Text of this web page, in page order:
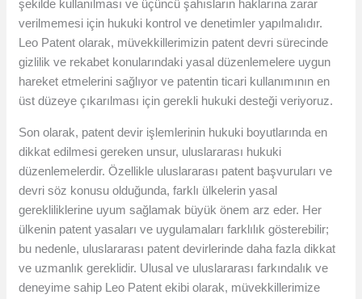
şekilde kullanılması ve üçüncü şahısların haklarına zarar
verilmemesi için hukuki kontrol ve denetimler yapılmalıdır.
Leo Patent olarak, müvekkillerimizin patent devri sürecinde
gizlilik ve rekabet konularındaki yasal düzenlemelere uygun
hareket etmelerini sağlıyor ve patentin ticari kullanımının en
üst düzeye çıkarılması için gerekli hukuki desteği veriyoruz.
Son olarak, patent devir işlemlerinin hukuki boyutlarında en
dikkat edilmesi gereken unsur, uluslararası hukuki
düzenlemelerdir. Özellikle uluslararası patent başvuruları ve
devri söz konusu olduğunda, farklı ülkelerin yasal
gerekliliklerine uyum sağlamak büyük önem arz eder. Her
ülkenin patent yasaları ve uygulamaları farklılık gösterebilir;
bu nedenle, uluslararası patent devirlerinde daha fazla dikkat
ve uzmanlık gereklidir. Ulusal ve uluslararası farkındalık ve
deneyime sahip Leo Patent ekibi olarak, müvekkillerimize